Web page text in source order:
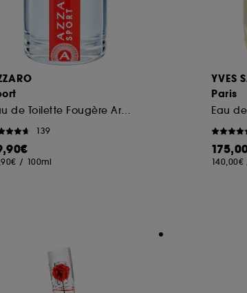
Eau de Toilette Fougère Aromatique
139
/ 100ml
YVES
Paris
Eau
140,00€